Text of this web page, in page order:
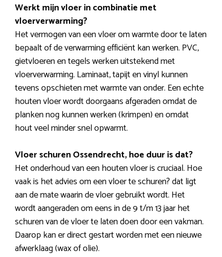
Werkt mijn vloer in combinatie met
vloerverwarming?
Het vermogen van een vloer om warmte door te laten
bepaalt of de verwarming efficiënt kan werken. PVC,
gietvloeren en tegels werken uitstekend met
vloerverwarming. Laminaat, tapijt en vinyl kunnen
tevens opschieten met warmte van onder. Een echte
houten vloer wordt doorgaans afgeraden omdat de
planken nog kunnen werken (krimpen) en omdat
hout veel minder snel opwarmt.
Vloer schuren Ossendrecht, hoe duur is dat?
Het onderhoud van een houten vloer is cruciaal. Hoe
vaak is het advies om een vloer te schuren? dat ligt
aan de mate waarin de vloer gebruikt wordt. Het
wordt aangeraden om eens in de 9 t/m 13 jaar het
schuren van de vloer te laten doen door een vakman.
Daarop kan er direct gestart worden met een nieuwe
afwerklaag (wax of olie).